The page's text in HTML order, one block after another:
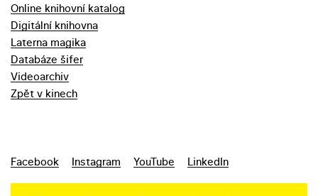
Online knihovní katalog
Digitální knihovna
Laterna magika
Databáze šifer
Videoarchiv
Zpět v kinech
Facebook Instagram YouTube LinkedIn